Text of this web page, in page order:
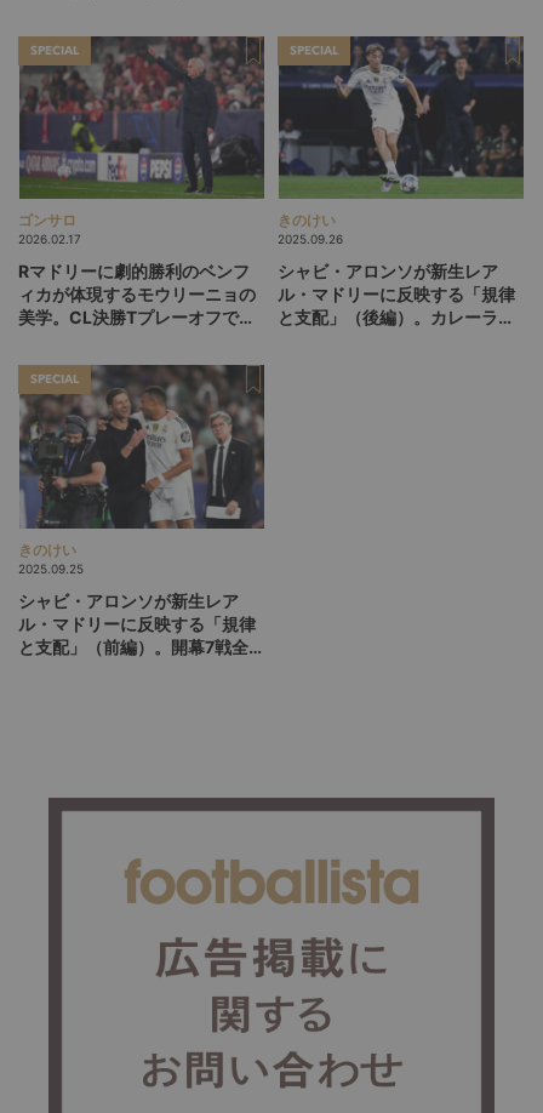
SPECIAL
ゴンサロ
2026.02.17
Rマドリーに劇的勝利のベンフ
ィカが体現するモウリーニョの
美学。CL決勝Tプレーオフでの
SPECIAL
きのけい
2025.09.26
シャビ・アロンソが新生レア
ル・マドリーに反映する「規律
と支配」（後編）。カレーラ
SPECIAL
きのけい
2025.09.25
シャビ・アロンソが新生レア
ル・マドリーに反映する「規律
と支配」（前編）。開幕7戦全勝